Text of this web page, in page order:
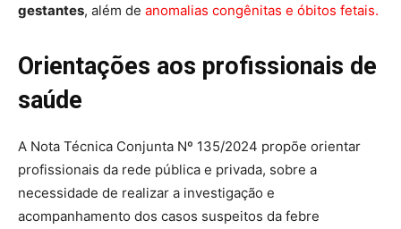
gestantes, além de anomalias congênitas e óbitos fetais.
Orientações aos profissionais de
saúde
A Nota Técnica Conjunta Nº 135/2024 propõe orientar
profissionais da rede pública e privada, sobre a
necessidade de realizar a investigação e
acompanhamento dos casos suspeitos da febre